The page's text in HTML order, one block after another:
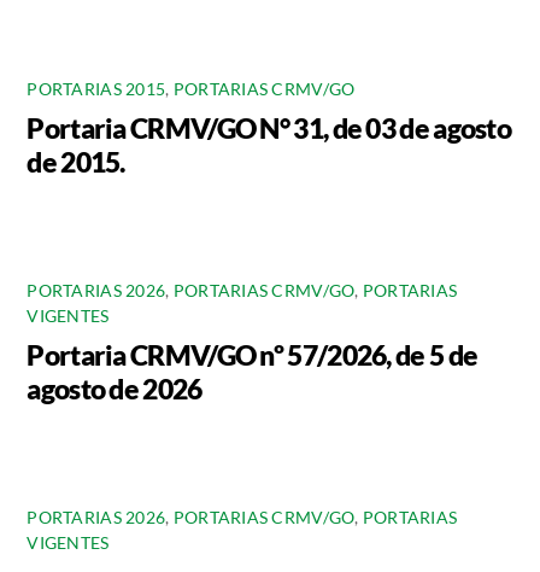
PORTARIAS 2015, PORTARIAS CRMV/GO
Portaria CRMV/GO N° 31, de 03 de agosto
de 2015.
PORTARIAS 2026, PORTARIAS CRMV/GO, PORTARIAS
VIGENTES
Portaria CRMV/GO nº 57/2026, de 5 de
agosto de 2026
PORTARIAS 2026, PORTARIAS CRMV/GO, PORTARIAS
VIGENTES